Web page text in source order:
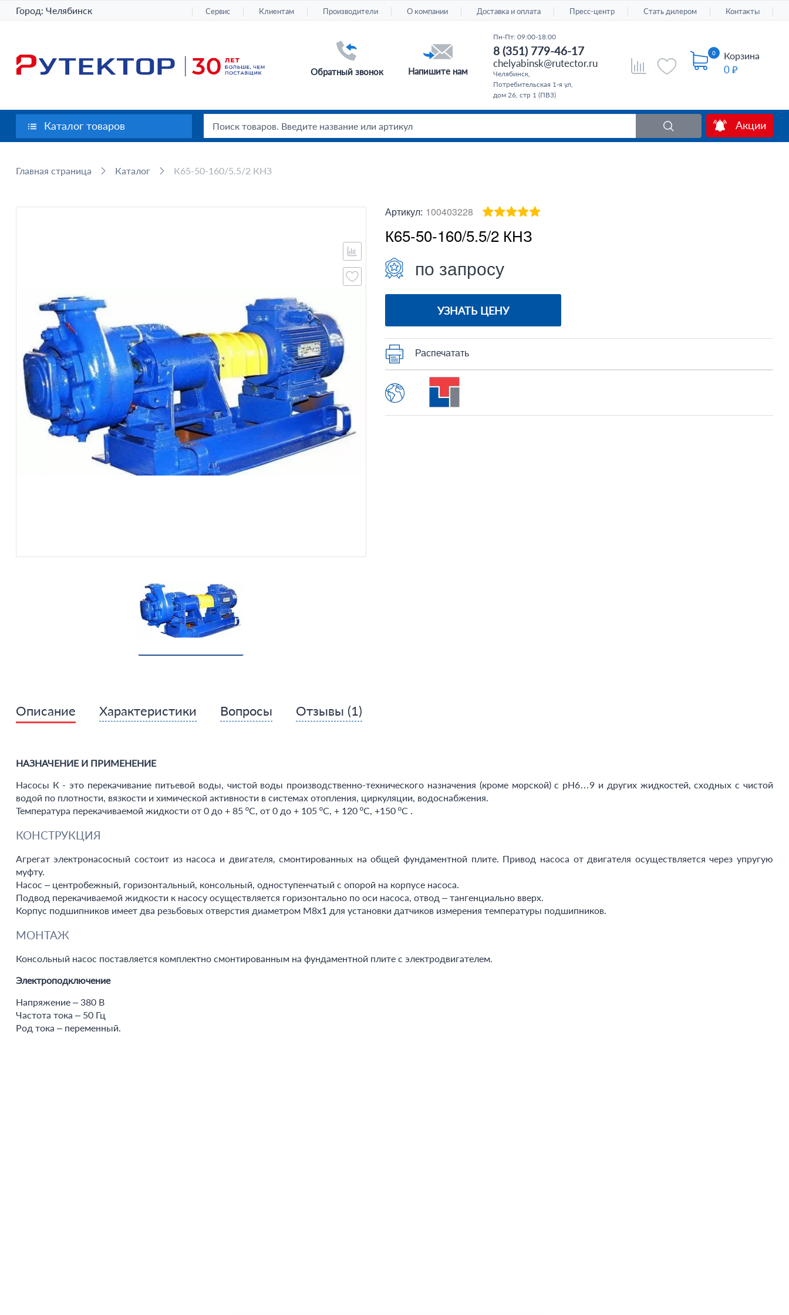
Город: Челябинск Сервис Клиентам Производители О компании Доставка и оплата Пресс-центр Стать дилером Контакты
0 Корзина
0 ₽
Обратный звонок Напишите нам
Пн-Пт: 09:00-18:00
8 (351) 779-46-17
chelyabinsk@rutector.ru
Челябинск,
Потребительская 1-я ул,
дом 26, стр 1 (ПВЗ)
Акции
Каталог товаров
Главная страница Каталог К65-50-160/5.5/2 КНЗ
Артикул: 100403228
К65-50-160/5.5/2 КНЗ
по запросу
УЗНАТЬ ЦЕНУ
Распечатать
Описание Характеристики Вопросы Отзывы (1)
НАЗНАЧЕНИЕ И ПРИМЕНЕНИЕ
Насосы К - это перекачивание питьевой воды, чистой воды производственно-технического назначения (кроме морской) с рН6…9 и других жидкостей, сходных с чистой
водой по плотности, вязкости и химической активности в системах отопления, циркуляции, водоснабжения.
Температура перекачиваемой жидкости от 0 до + 85 ºС, от 0 до + 105 ºС, + 120 ºС, +150 ºС .
КОНСТРУКЦИЯ
Агрегат электронасосный состоит из насоса и двигателя, смонтированных на общей фундаментной плите. Привод насоса от двигателя осуществляется через упругую
муфту.
Насос – центробежный, горизонтальный, консольный, одноступенчатый с опорой на корпусе насоса.
Подвод перекачиваемой жидкости к насосу осуществляется горизонтально по оси насоса, отвод – тангенциально вверх.
Корпус подшипников имеет два резьбовых отверстия диаметром М8х1 для установки датчиков измерения температуры подшипников.
МОНТАЖ
Консольный насос поставляется комплектно смонтированным на фундаментной плите с электродвигателем.
Электроподключение
Напряжение – 380 В
Частота тока – 50 Гц
Род тока – переменный.